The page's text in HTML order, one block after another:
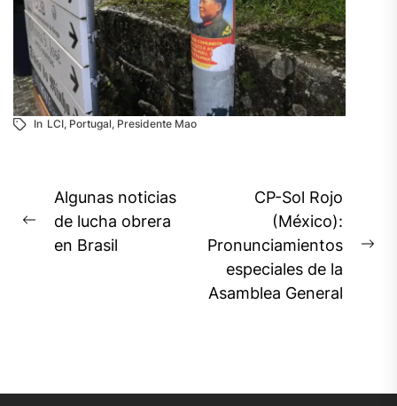
In LCI, Portugal, Presidente Mao
Navegación
de
entradas
Previous
post:
Algunas noticias
de lucha obrera
en Brasil
CP-Sol Rojo
(México):
Pronunciamientos
especiales de la
Asamblea General